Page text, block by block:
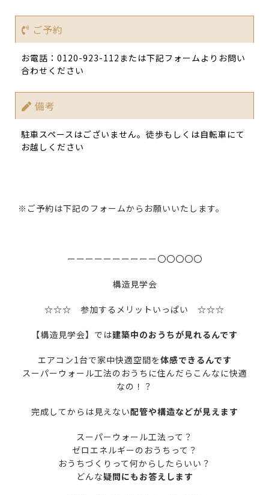
ご予約
お電話：0120-923-112または下記フォームよりお問い
合わせください
備考
駐車スペースはございません。徒歩もしくは自転車にて
お越しください
※ご予約は下記のフォームからお願いいたします。
ーーーーーーーーーー〇〇〇〇〇
構造見学会
☆☆☆ 参加するメリットいっぱい ☆☆☆
【構造見学会】では建築中のおうちが見れるんです
エアコン1台で家中快適空間を体感できるんです
スーパーウォール工法のおうちに住んだらこんなに快適
なの！？
完成してからは見えない配管や構造などが見えます
スーパーウォール工法って？
ゼロエネルギーのおうちって？
おうちづくりって何からしたらいい？
どんな疑問にもお答えします